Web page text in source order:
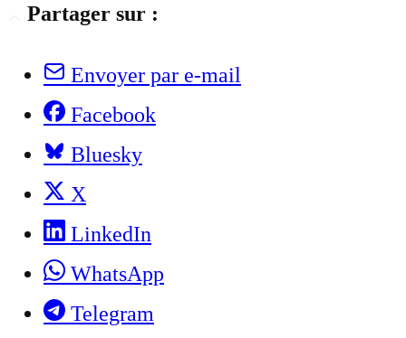
Partager sur :
Envoyer par e-mail
Facebook
Bluesky
X
LinkedIn
WhatsApp
Telegram